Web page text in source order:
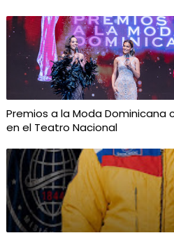
Premios a la Moda Dominicana
en el Teatro Nacional